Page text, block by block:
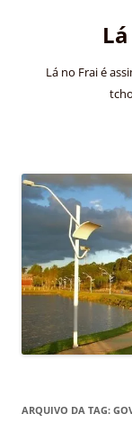
Lá no Frai é
ARQUIVO DA TAG: